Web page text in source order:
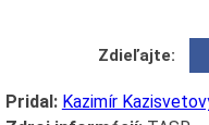
Zdieľajte:
Pridal: Kazimír